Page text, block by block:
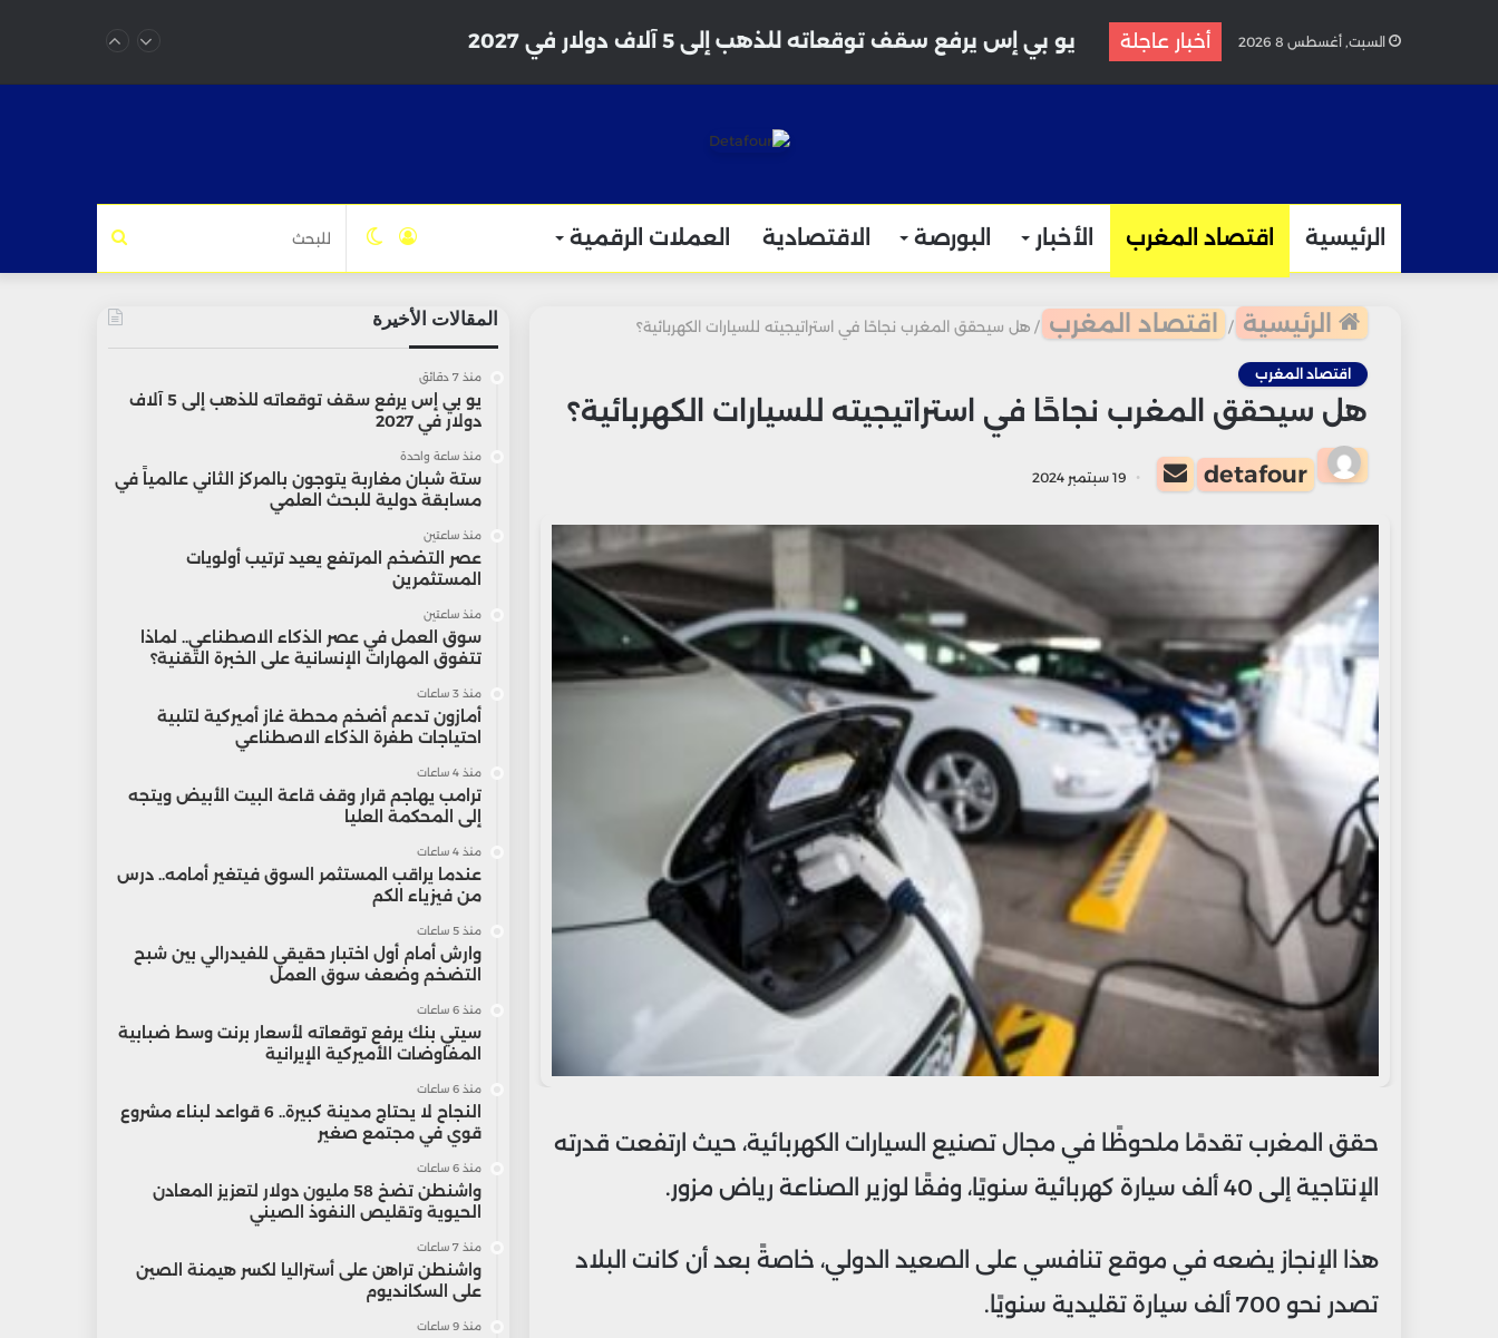
السبت, أغسطس 8 2026 أخبار عاجلة
الرئيسية اقتصاد المغرب الأخبار البورصة الاقتصادية العملات الرقمية للبحث الوضعتسجيل
الرئيسية / اقتصاد المغرب / هل سيحقق المغرب نجاحًا في استراتيجيته للسيارات الكهربائية؟
اقتصاد المغرب
هل سيحقق المغرب نجاحًا في استراتيجيته للسيارات الكهربائية؟
detafour
أرسل
بريدا
إلكترونيا
19 سبتمبر 2024
حقق المغرب تقدمًا ملحوظًا في مجال تصنيع السيارات الكهربائية، حيث ارتفعت قدرته
الإنتاجية إلى 40 ألف سيارة كهربائية سنويًا، وفقًا لوزير الصناعة رياض مزور.
هذا الإنجاز يضعه في موقع تنافسي على الصعيد الدولي، خاصةً بعد أن كانت البلاد
تصدر نحو 700 ألف سيارة تقليدية سنويًا.
المقالات الأخيرة
منذ 7 دقائق
يو بي إس يرفع سقف توقعاته للذهب إلى 5 آلاف
دولار في 2027
منذ ساعة واحدة
ستة شبان مغاربة يتوجون بالمركز الثاني عالمياً في
مسابقة دولية للبحث العلمي
منذ ساعتين
عصر التضخم المرتفع يعيد ترتيب أولويات
المستثمرين
منذ ساعتين
سوق العمل في عصر الذكاء الاصطناعي.. لماذا
تتفوق المهارات الإنسانية على الخبرة التقنية؟
منذ 3 ساعات
أمازون تدعم أضخم محطة غاز أميركية لتلبية
احتياجات طفرة الذكاء الاصطناعي
منذ 4 ساعات
ترامب يهاجم قرار وقف قاعة البيت الأبيض ويتجه
إلى المحكمة العليا
منذ 4 ساعات
عندما يراقب المستثمر السوق فيتغير أمامه.. درس
من فيزياء الكم
منذ 5 ساعات
وارش أمام أول اختبار حقيقي للفيدرالي بين شبح
التضخم وضعف سوق العمل
منذ 6 ساعات
سيتي بنك يرفع توقعاته لأسعار برنت وسط ضبابية
المفاوضات الأميركية الإيرانية
منذ 6 ساعات
النجاح لا يحتاج مدينة كبيرة.. 6 قواعد لبناء مشروع
قوي في مجتمع صغير
منذ 6 ساعات
واشنطن تضخ 58 مليون دولار لتعزيز المعادن
الحيوية وتقليص النفوذ الصيني
منذ 7 ساعات
واشنطن تراهن على أستراليا لكسر هيمنة الصين
على السكانديوم
منذ 9 ساعات